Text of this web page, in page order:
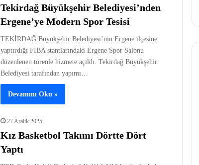
Tekirdağ Büyükşehir Belediyesi’nden
Ergene’ye Modern Spor Tesisi
TEKİRDAĞ Büyükşehir Belediyesi’nin Ergene ilçesine
yaptırdığı FIBA stantlarındaki Ergene Spor Salonu
düzenlenen törenle hizmete açıldı. Tekirdağ Büyükşehir
Belediyesi tarafından yapımı…
Devamını Oku »
27 Aralık 2025
Kız Basketbol Takımı Dörtte Dört
Yaptı